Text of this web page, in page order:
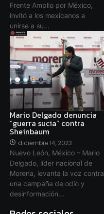
Frente Amplio por México,
invitó a los mexicanos a
unirse a su...
Mario Delgado denuncia
“guerra sucia” contra
Sheinbaum
diciembre 14, 2023
Nuevo León, México – Mario
Delgado, líder nacional de
Morena, levanta la voz contra
una campaña de odio y
desinformación...